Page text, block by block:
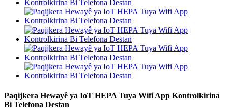
Paqijkera Hewayê ya IoT HEPA Tuya Wifi App Kontrolkirina
Bi Telefona Destan